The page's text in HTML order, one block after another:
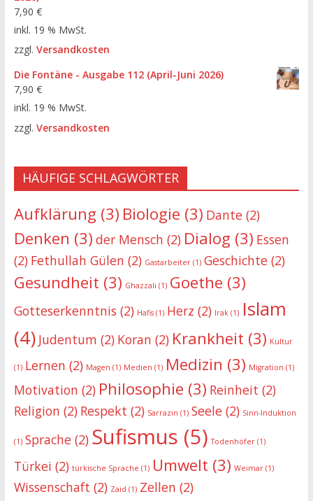
7,90 €
inkl. 19 % MwSt.
zzgl. Versandkosten
Die Fontäne - Ausgabe 112 (April-Juni 2026)
7,90 €
inkl. 19 % MwSt.
zzgl. Versandkosten
HÄUFIGE SCHLAGWÖRTER
Aufklärung (3) Biologie (3) Dante(2)
Denken (3) der Mensch (2) Dialog (3) Essen
(2) Fethullah Gülen (2) Gastarbeiter(1) Geschichte(2)
Gesundheit (3) Ghazzali (1) Goethe (3)
Gotteserkenntnis (2) Hafis(1) Herz (2) Irak(1) Islam
(4) Judentum (2) Koran (2) Krankheit (3) Kultur
(1) Lernen (2) Magen (1) Medien (1) Medizin (3) Migration (1)
Motivation (2) Philosophie (3) Reinheit (2)
Religion (2) Respekt (2) Sarrazin (1) Seele(2) Sinn-Induktion
(1) Sprache(2) Sufismus (5) Todenhöfer(1)
Türkei (2) türkische Sprache (1) Umwelt (3) Weimar(1)
Wissenschaft (2) Zaid (1) Zellen (2)